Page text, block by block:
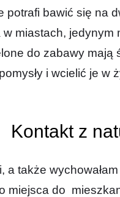
potrafi bawić się na
miastach,
do zabawy
i wcielić je w
Kontakt z
a także
miejsca do